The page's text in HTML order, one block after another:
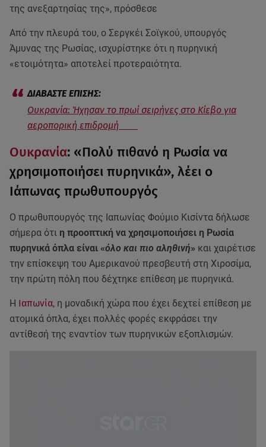
της ανεξαρτησίας της», πρόσθεσε
Από την πλευρά του, ο Σεργκέι Σοϊγκού, υπουργός
Άμυνας της Ρωσίας, ισχυρίστηκε ότι η πυρηνική
«ετοιμότητα» αποτελεί προτεραιότητα.
Ουκρανία: Ήχησαν το πρωί σειρήνες στο Κίεβο για
αεροπορική επιδρομή
Ουκρανία: «Πολύ πιθανό η Ρωσία να
χρησιμοποιήσει πυρηνικά», λέει ο
Ιάπωνας πρωθυπουργός
Ο πρωθυπουργός της Ιαπωνίας Φούμιο Κισίντα δήλωσε
σήμερα ότι η προοπτική να χρησιμοποιήσει η Ρωσία
πυρηνικά όπλα είναι «όλο και πιο αληθινή» και χαιρέτισε
την επίσκεψη του Αμερικανού πρεσβευτή στη Χιροσίμα,
την πρώτη πόλη που δέχτηκε επίθεση με πυρηνικά.
Η Ιαπωνία, η μοναδική χώρα που έχει δεχτεί επίθεση με
ατομικά όπλα, έχει πολλές φορές εκφράσει την
αντίθεσή της εναντίον των πυρηνικών εξοπλισμών.